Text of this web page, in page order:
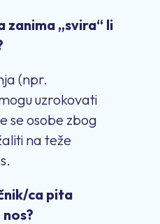
zanima „svira“ li
(npr.
uzrokovati
se osobe zbog
na teže
ca pita